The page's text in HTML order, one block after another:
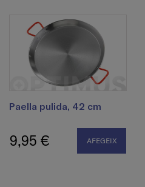
Paella pulida, 42 cm
9,95 € AFEGEIX